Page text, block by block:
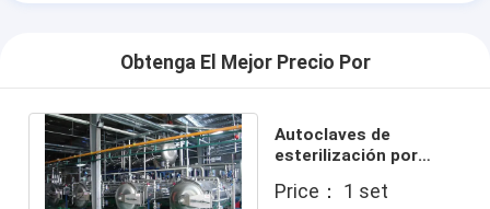
Obtenga El Mejor Precio Por
Autoclaves de
esterilización por
automático
Price： 1 set